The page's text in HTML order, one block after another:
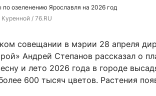
озеленению Ярославля на 2026 год
/ 76.RU
совещании в мэрии 28 апреля
Андрей Степанов рассказал о
и лето 2026 года в городе
600 тысяч цветов. Растения